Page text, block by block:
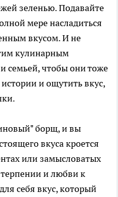
зеленью. Подавайте
мере насладиться
вкусом. И не
кулинарным
семьей, чтобы они тоже
и ощутить вкус,
борщ, и вы
вкуса кроется
или замысловатых
терпении и любви к
себя вкус, который